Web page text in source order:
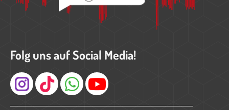
Folg uns auf Social Media!
Instagram